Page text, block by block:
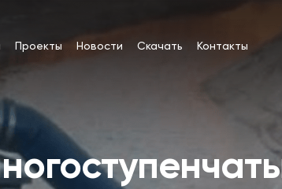
Проекты Новости Скачать Контакты